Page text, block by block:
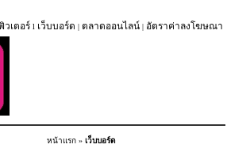
วเตอร์ l เว็บบอร์ด | ตลาดออนไลน์ | อัตราค่าลงโฆษณา
หน้าแรก » เว็บบอร์ด